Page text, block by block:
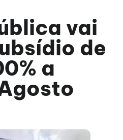
vai
de
a